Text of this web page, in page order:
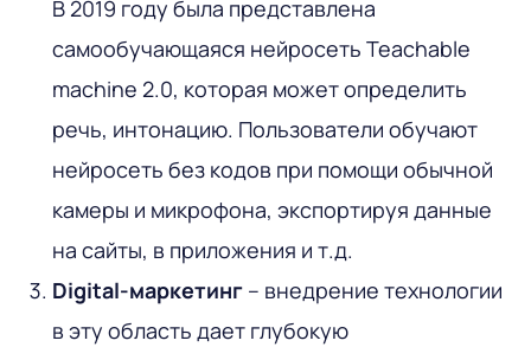
В 2019 году была представлена
самообучающаяся нейросеть Teachable
machine 2.0, которая может определить
речь, интонацию. Пользователи обучают
нейросеть без кодов при помощи обычной
камеры и микрофона, экспортируя данные
на сайты, в приложения и т.д.
Digital-маркетинг – внедрение технологии
в эту область дает глубокую